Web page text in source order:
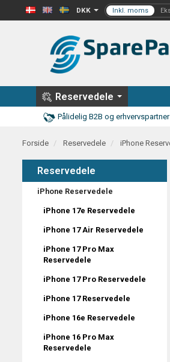
DKK
Reservedele
Pålidelig B2B og erhvervspartner
Forside Reservedele iPhone
Reservedele
iPhone Reservedele
iPhone 17e Reservedele
iPhone 17 Air Reservedele
iPhone 17 Pro Max
Reservedele
iPhone 17 Pro Reservedele
iPhone 17 Reservedele
iPhone 16e Reservedele
iPhone 16 Pro Max
Reservedele